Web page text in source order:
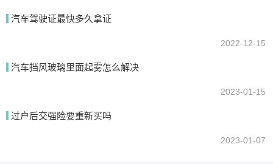
汽车驾驶证最快多久拿证
2022-12-15
汽车挡风玻璃里面起雾怎么解决
2023-01-15
过户后交强险要重新买吗
2023-01-07